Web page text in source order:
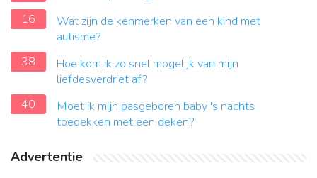
16
Wat zijn de kenmerken van een kind met
autisme?
38
Hoe kom ik zo snel mogelijk van mijn
liefdesverdriet af?
40
Moet ik mijn pasgeboren baby 's nachts
toedekken met een deken?
Advertentie